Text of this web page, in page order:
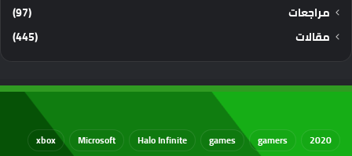
مراجعات
(97)
مقالات
(445)
2020
gamers
games
Halo Infinite
Microsoft
xbox